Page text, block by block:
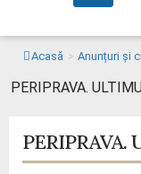
Acasă > Anunțuri și
PERIPRAVA.